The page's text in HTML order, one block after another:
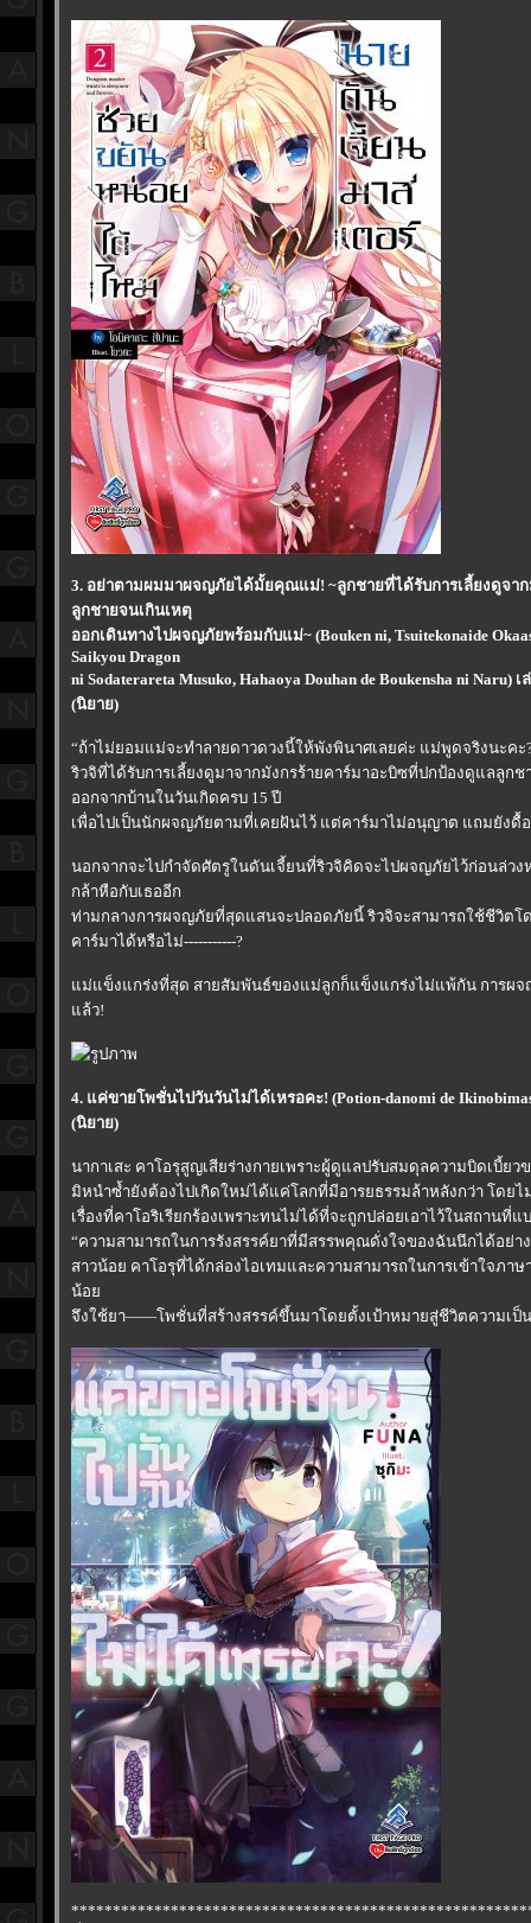
3. อย่าตามผมมาผจญภัยได้มั้ยคุณแม่! ~ลูกชายที่ได้รับการเลี้ยงดูจา
ลูกชายจนเกินเหตุ
ออกเดินทางไปผจญภัยพร้อมกับแม่~ (Bouken ni, Tsuitekonaide
Saikyou Dragon
ni Sodaterareta Musuko, Hahaoya Douhan de Boukensha ni Naru)
(นิยาย)
“ถ้าไม่ยอมแม่จะทำลายดาวดวงนี้ให้พังพินาศเลยค่ะ แม่พูดจริงนะคะ
ริวจิที่ได้รับการเลี้ยงดูมาจากมังกรร้ายคาร์มาอะบิซที่ปกป้องดูแลลู
ออกจากบ้านในวันเกิดครบ 15 ปี
เพื่อไปเป็นนักผจญภัยตามที่เคยฝันไว้ แต่คาร์มาไม่อนุญาต แถมยังดื้
นอกจากจะไปกำจัดศัตรูในดันเจี้ยนที่ริวจิคิดจะไปผจญภัยไว้ก่อนล่วง
กล้าหือกับเธออีก
ท่ามกลางการผจญภัยที่สุดแสนจะปลอดภัยนี้ ริวจิจะสามารถใช้ชีวิตโ
คาร์มาได้หรือไม่-----------?
ม่แข็งแกร่งที่สุด สายสัมพันธ์ของแม่ลูกก็แข็งแกร่งไม่แพ้กัน การผ
ล้ว!
4. แค่ขายโพชั่นไปวันวันไม่ได้เหรอคะ! (Potion-danomi de
(นิยาย)
นากาเสะ คาโอรุสูญเสียร่างกายเพราะผู้ดูแลปรับสมดุลความบิดเบี้ยว
มิหนำซ้ำยังต้องไปเกิดใหม่ได้แค่โลกที่มีอารยธรรมล้าหลังกว่า โดยไ
เรื่องที่คาโอริเรียกร้องเพราะทนไม่ได้ที่จะถูกปล่อยเอาไว้ในสถานที่
“ความสามารถในการรังสรรค์ยาที่มีสรรพคุณดั่งใจของฉันนึกได้อย่าง
สาวน้อย คาโอรุที่ได้กล่องไอเทมและความสามารถในการเข้าใจภา
น้อ
จึงใช้ยา――โพชั่นที่สร้างสรรค์ขึ้นมาโดยตั้งเป้าหมายสู่ชีวิตความเป็